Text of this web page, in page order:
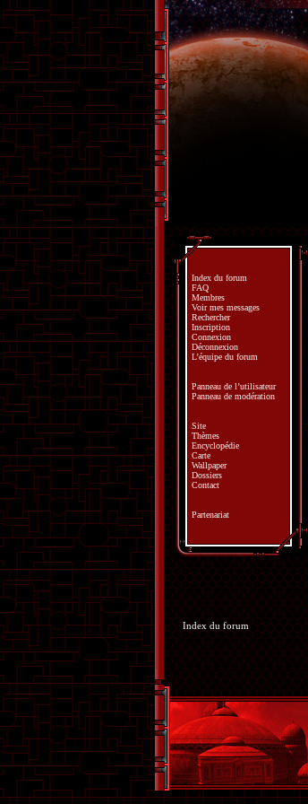
Index du forum
FAQ
Membres
Voir mes messages
Rechercher
Inscription
Connexion
Déconnexion
L’équipe du forum
Panneau de l’utilisateur
Panneau de modération
Site
Thèmes
Encyclopédie
Carte
Wallpaper
Dossiers
Contact
Partenariat
Index du forum